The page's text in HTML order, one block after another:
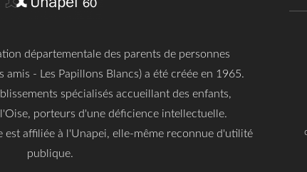
départementale des parents de personnes
amis - Les Papillons Blancs) a été créée en 1965.
spécialisés accueillant des enfants,
porteurs d'une déficience intellectuelle.
est affiliée à l'Unapei, elle-même reconnue d'utilité
publique.